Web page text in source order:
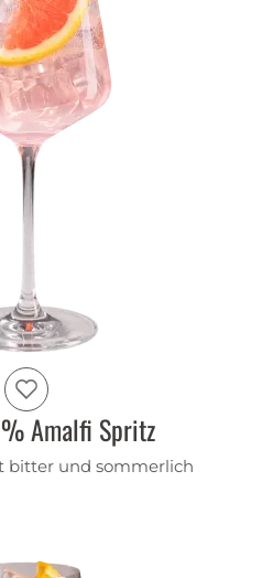
Amalfi Spritz
bitter und sommerlich